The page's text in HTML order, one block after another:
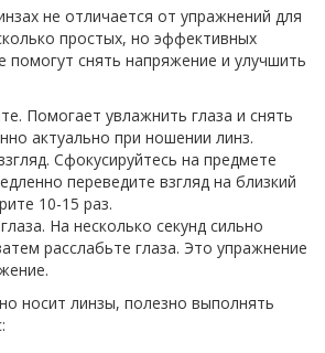
не отличается от упражнений для
простых, но эффективных
помогут снять напряжение и улучшить
Помогает увлажнить глаза и снять
актуально при ношении линз.
Сфокусируйтесь на предмете
переведите взгляд на близкий
10-15 раз.
На несколько секунд сильно
расслабьте глаза. Это упражнение
носит линзы, полезно выполнять